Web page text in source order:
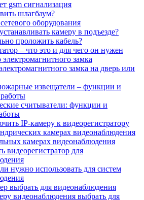
gsm сигнализация
шлагбаум?
оборудования
камеру в подъезде?
проложить кабель?
– что это и для чего он нужен
электромагнитного замка
замка на дверь или
извещатели – функции и
считыватели: функции и
IP-камеру к видеорегистратору
камерах видеонаблюдения
камерах видеонаблюдения
видеорегистратор для
нужно использовать для систем
выбрать для видеонаблюдения
видеонаблюдения выбрать для